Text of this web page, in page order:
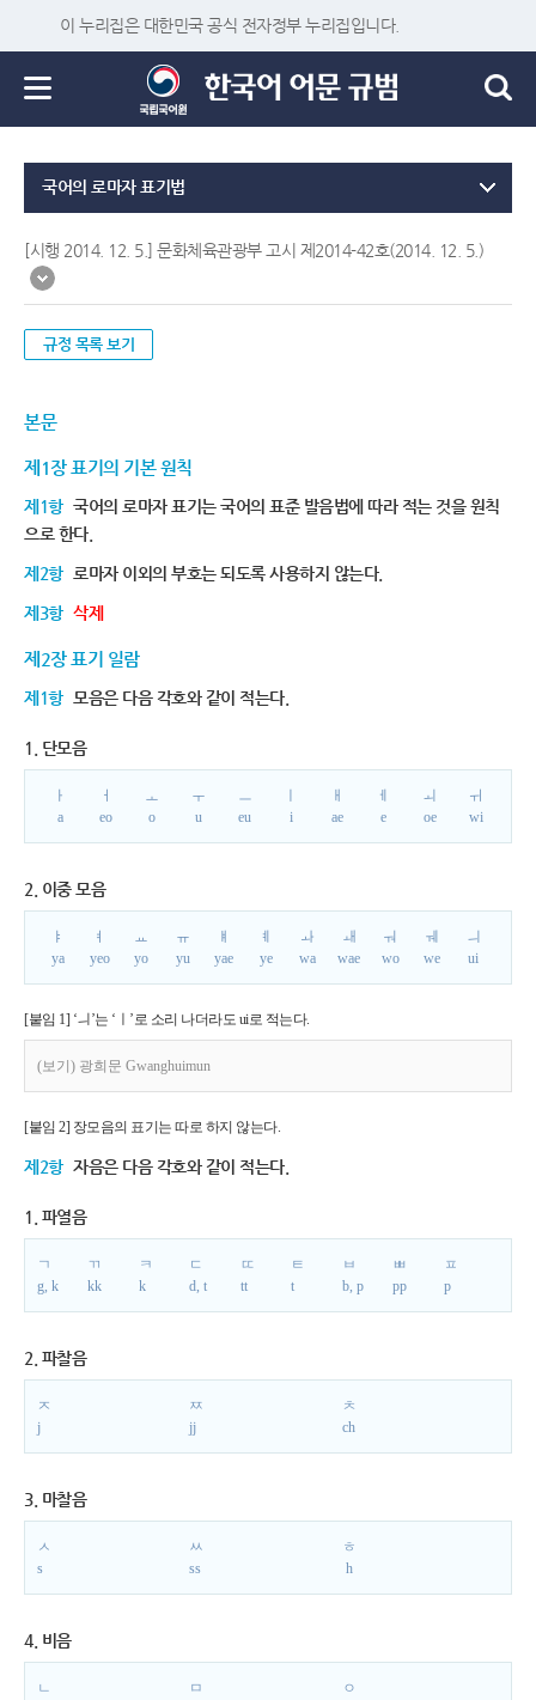
이 누리집은 대한민국 공식 전자정부 누리집입니다.
국어의 로마자 표기법
[시행 2014. 12. 5.] 문화체육관광부 고시 제2014-42호(2014. 12. 5.)
규정 목록 보기
본문
제1장 표기의 기본 원칙
제1항 국어의 로마자 표기는 국어의 표준 발음법에 따라 적는 것을 원칙
으로 한다.
제2항 로마자 이외의 부호는 되도록 사용하지 않는다.
제3항 삭제
제2장 표기 일람
제1항 모음은 다음 각호와 같이 적는다.
1. 단모음
ㅏ
a
ㅓ
eo
ㅗ
o
ㅜ
u
ㅡ
eu
i
ㅐ
ae
ㅔ
e
ㅚ
oe
ㅟ
wi
2. 이중 모음
ㅑ
ya
ㅕ
yeo
ㅛ
yo
ㅠ
yu
ㅒ
yae
ㅖ
ye
ㅘ
wa
ㅙ
wae
ㅝ
wo
ㅞ
we
ㅢ
ui
[붙임 1] ‘ㅢ’는 ‘ㅣ’로 소리 나더라도 ui로 적는다.
(보기) 광희문 Gwanghuimun
[붙임 2] 장모음의 표기는 따로 하지 않는다.
제2항 자음은 다음 각호와 같이 적는다.
1. 파열음
ㄱ
g, k
ㄲ
kk
ㅋ
k
ㄷ
d, t
ㄸ
tt
ㅌ
t
ㅂ
b, p
ㅃ
pp
ㅍ
p
2. 파찰음
ㅈ
j
ㅉ
jj
ㅊ
ch
3. 마찰음
ㅅ
s
ㅆ
ss
ㅎ
h
4. 비음
ㄴ
ㅁ
ㅇ